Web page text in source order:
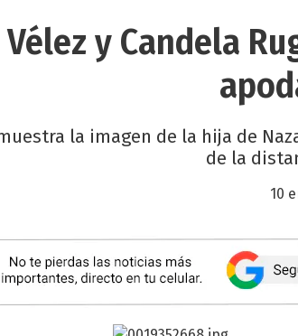
y Candela
la imagen de la hija de
de la
10